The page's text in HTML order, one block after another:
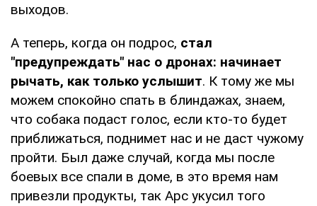
выходов.
А теперь, когда он подрос, стал
"предупреждать" нас о дронах: начинает
рычать, как только услышит. К тому же мы
можем спокойно спать в блиндажах, знаем,
что собака подаст голос, если кто-то будет
приближаться, поднимет нас и не даст чужому
пройти. Был даже случай, когда мы после
боевых все спали в доме, в это время нам
привезли продукты, так Арс укусил того